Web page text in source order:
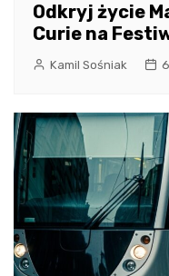
Odkryj życie
Curie na
Kamil Sośniak